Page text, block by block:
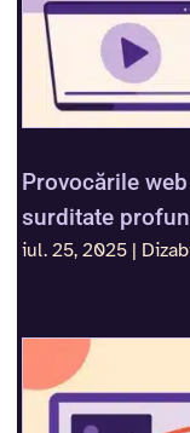
Provocările
surditate
iul. 25, 2025 |